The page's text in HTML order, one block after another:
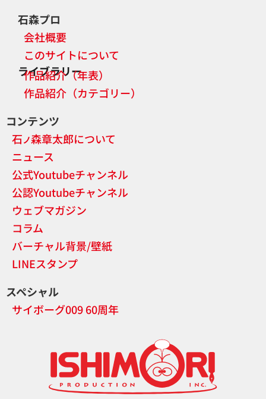
石森プロ
会社概要
このサイトについて
ライブラリー
作品紹介（年表）
作品紹介（カテゴリー）
コンテンツ
石ノ森章太郎について
ニュース
公式Youtubeチャンネル
公認Youtubeチャンネル
ウェブマガジン
コラム
バーチャル背景/壁紙
LINEスタンプ
スペシャル
サイボーグ009 60周年